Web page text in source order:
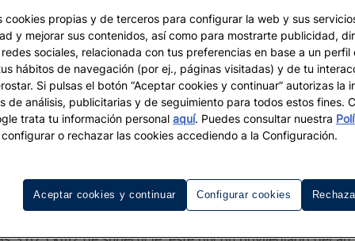
en Mallorca y disfruta
presentación. Conocida popularmente como la
cookies propias y de terceros para configurar la web y sus
y mejorar sus contenidos, así como para mostrarte publicidad,
sociales, relacionada con tus preferencias en base a un perfil
hábitos de navegación (por ej., páginas visitadas) y de tu
Si pulsas el botón “Aceptar cookies y continuar” autorizas la
de análisis, publicitarias y de seguimiento para todos estos fines.
trata tu información personal aquí. Puedes consultar nuestra
o rechazar las cookies accediendo a la Configuración.
Configurar cookies
Aceptar cookies y continuar